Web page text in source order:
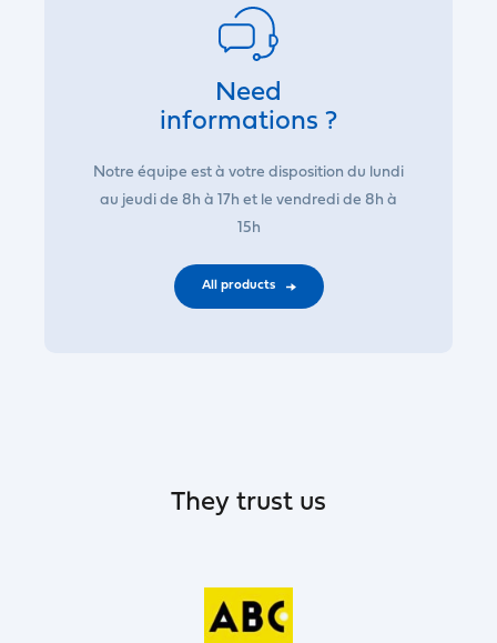
Need
informations ?
Notre équipe est à votre disposition du lundi
au jeudi de 8h à 17h et le vendredi de 8h à
15h
All products
They trust us